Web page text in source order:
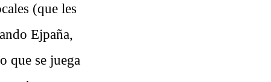
(que les
Ejpaña,
que se juega